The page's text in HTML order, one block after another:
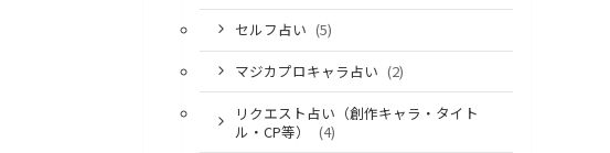
セルフ占い (5)
マジカプロキャラ占い (2)
リクエスト占い（創作キャラ・タイト
ル・CP等）
(4)